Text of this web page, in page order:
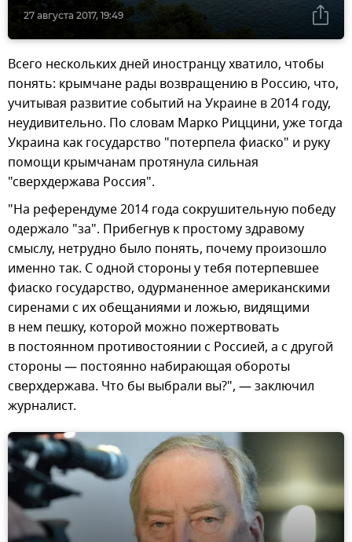
27 августа 2017, 19:49
Всего нескольких дней иностранцу хватило, чтобы
понять: крымчане рады возвращению в Россию, что,
учитывая развитие событий на Украине в 2014 году,
неудивительно. По словам Марко Риццини, уже тогда
Украина как государство "потерпела фиаско" и руку
помощи крымчанам протянула сильная
"сверхдержава Россия".
"На референдуме 2014 года сокрушительную победу
одержало "за". Прибегнув к простому здравому
смыслу, нетрудно было понять, почему произошло
именно так. С одной стороны у тебя потерпевшее
фиаско государство, одурманенное американскими
сиренами с их обещаниями и ложью, видящими
в нем пешку, которой можно пожертвовать
в постоянном противостоянии с Россией, а с другой
стороны — постоянно набирающая обороты
сверхдержава. Что бы выбрали вы?", — заключил
журналист.